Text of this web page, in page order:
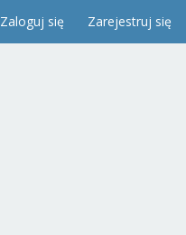
Zaloguj się Zarejestruj się